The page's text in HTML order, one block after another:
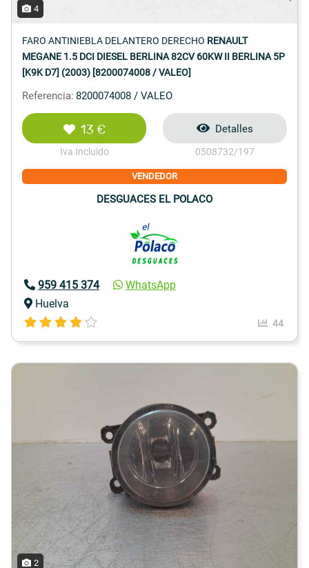
4
FARO ANTINIEBLA DELANTERO DERECHO RENAULT
MEGANE 1.5 DCI DIESEL BERLINA 82CV 60KW II BERLINA 5P
[K9K D7] (2003) [8200074008 / VALEO]
Referencia: 8200074008 / VALEO
13 €
Iva Incluido
Detalles
0508732/197
VENDEDOR
DESGUACES EL POLACO
959 415 374
WhatsApp
Huelva
44
2